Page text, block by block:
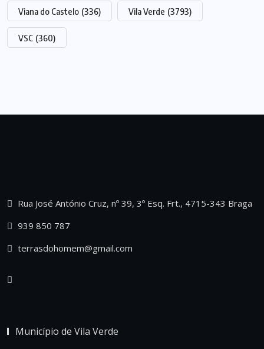
Viana do Castelo (336) Vila Verde (3793)
VSC (360)
Rua José António Cruz, nº 39, 3º Esq. Frt., 4715-343 Braga
939 850 787
terrasdohomem@gmail.com
Município de Vila Verde